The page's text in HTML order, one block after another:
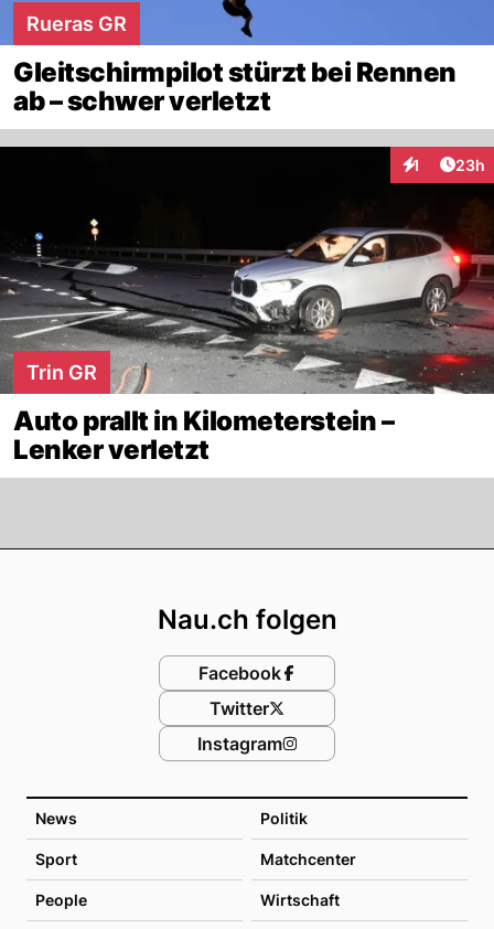
Rueras GR
Gleitschirmpilot stürzt bei Rennen
ab – schwer verletzt
1
Interaktionen
23h
Trin GR
Auto prallt in Kilometerstein –
Lenker verletzt
News Politik
Sport Matchcenter
People Wirtschaft
Nau.ch folgen
Facebook
Twitter
Instagram